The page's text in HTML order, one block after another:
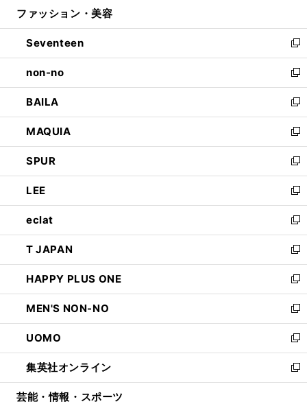
開
く
ウ
で
開
く
ン
ド
ウ
で
開
く
ファッション・美容
Seventeen
新
し
い
ウ
ィ
ン
ド
ウ
で
開
く
non-no
新
し
い
ウ
ィ
ン
ド
ウ
で
開
く
BAILA
新
し
い
ウ
ィ
ン
ド
ウ
で
開
く
MAQUIA
新
し
い
ウ
ィ
ン
ド
ウ
で
開
く
SPUR
新
し
い
ウ
ィ
ン
ド
ウ
で
開
く
LEE
新
し
い
ウ
ィ
ン
ド
ウ
で
開
く
eclat
新
し
い
ウ
ィ
ン
ド
ウ
で
開
く
T JAPAN
新
し
い
ウ
ィ
ン
ド
ウ
で
開
HAPPY PLUS ONE
新
し
い
ウ
ィ
ン
ド
ウ
MEN'S NON-NO
新
し
い
ウ
ィ
ン
UOMO
新
し
い
ウ
集英社オンライン
新
し
芸能・情報・スポーツ